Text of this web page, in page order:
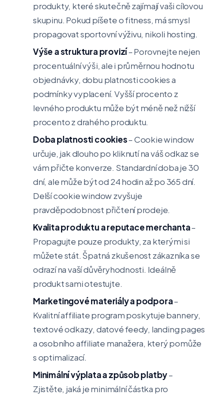
produkty, které skutečně zajímají vaši cílovou
skupinu. Pokud píšete o fitness, má smysl
propagovat sportovní výživu, nikoli hosting.
Výše a struktura provizí– Porovnejte nejen
procentuální výši, ale i průměrnou hodnotu
objednávky, dobu platnosti cookies a
podmínky vyplacení. Vyšší procento z
levného produktu může být méně než nižší
procento z drahého produktu.
Doba platnosti cookies– Cookie window
určuje, jak dlouho po kliknutí na váš odkaz se
vám přičte konverze. Standardní doba je 30
dní, ale může být od 24 hodin až po 365 dní.
Delší cookie window zvyšuje
pravděpodobnost přičtení prodeje.
Kvalita produktu a reputace merchanta–
Propagujte pouze produkty, za kterými si
můžete stát. Špatná zkušenost zákazníka se
odrazí na vaší důvěryhodnosti. Ideálně
produkt sami otestujte.
Marketingové materiály a podpora–
Kvalitní affiliate program poskytuje bannery,
textové odkazy, datové feedy, landing pages
a osobního affiliate manažera, který pomůže
s optimalizací.
Minimální výplata a způsob platby–
Zjistěte, jaká je minimální částka pro